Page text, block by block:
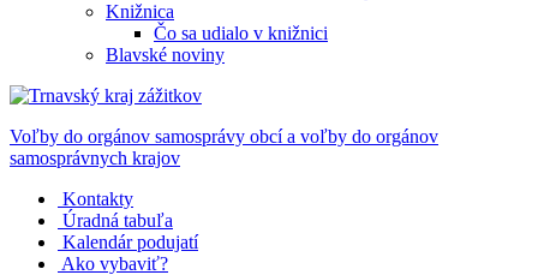
Knižnica
Čo sa udialo v knižnici
Blavské noviny
Voľby do orgánov samosprávy obcí a voľby do orgánov
samosprávnych krajov
Kontakty
Úradná tabuľa
Kalendár podujatí
Ako vybaviť?